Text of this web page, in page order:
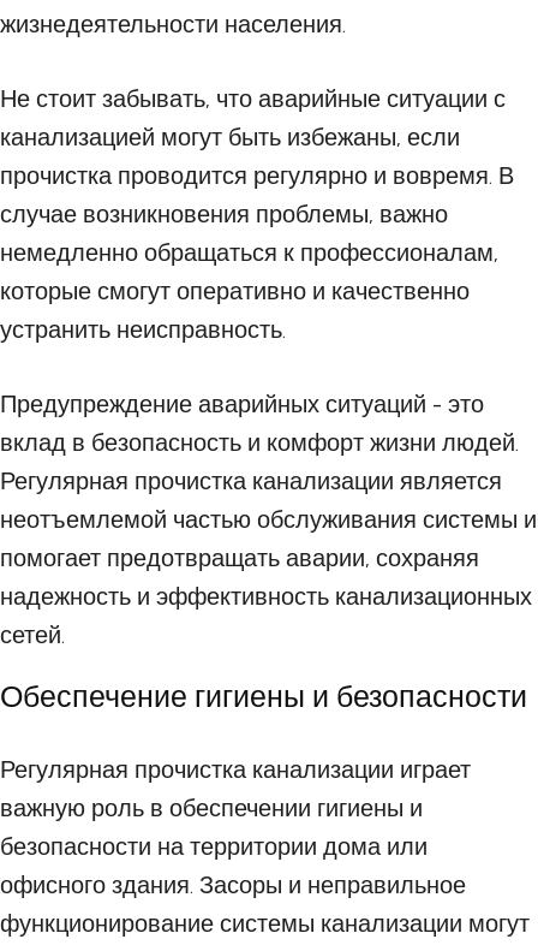
жизнедеятельности населения.
Не стоит забывать, что аварийные ситуации с
канализацией могут быть избежаны, если
прочистка проводится регулярно и вовремя. В
случае возникновения проблемы, важно
немедленно обращаться к профессионалам,
которые смогут оперативно и качественно
устранить неисправность.
Предупреждение аварийных ситуаций - это
вклад в безопасность и комфорт жизни людей.
Регулярная прочистка канализации является
неотъемлемой частью обслуживания системы и
помогает предотвращать аварии, сохраняя
надежность и эффективность канализационных
сетей.
Обеспечение гигиены и безопасности
Регулярная прочистка канализации играет
важную роль в обеспечении гигиены и
безопасности на территории дома или
офисного здания. Засоры и неправильное
функционирование системы канализации могут